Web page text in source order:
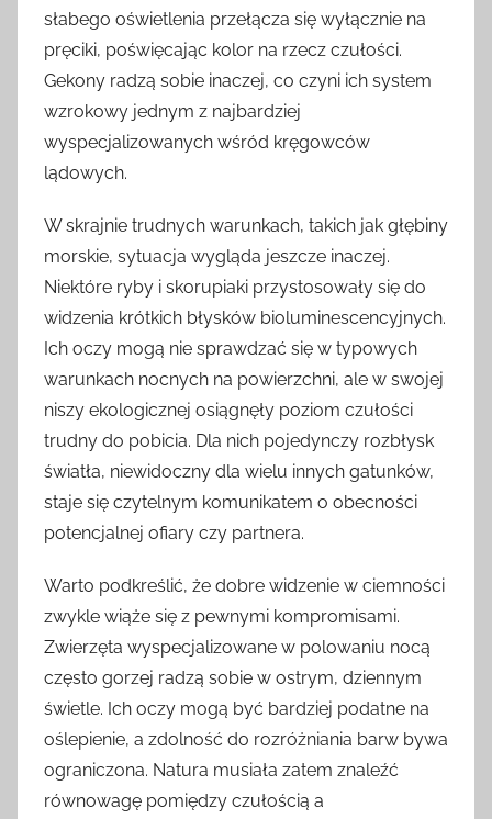
słabego oświetlenia przełącza się wyłącznie na
pręciki, poświęcając kolor na rzecz czułości.
Gekony radzą sobie inaczej, co czyni ich system
wzrokowy jednym z najbardziej
wyspecjalizowanych wśród kręgowców
lądowych.
W skrajnie trudnych warunkach, takich jak głębiny
morskie, sytuacja wygląda jeszcze inaczej.
Niektóre ryby i skorupiaki przystosowały się do
widzenia krótkich błysków bioluminescencyjnych.
Ich oczy mogą nie sprawdzać się w typowych
warunkach nocnych na powierzchni, ale w swojej
niszy ekologicznej osiągnęły poziom czułości
trudny do pobicia. Dla nich pojedynczy rozbłysk
światła, niewidoczny dla wielu innych gatunków,
staje się czytelnym komunikatem o obecności
potencjalnej ofiary czy partnera.
Warto podkreślić, że dobre widzenie w ciemności
zwykle wiąże się z pewnymi kompromisami.
Zwierzęta wyspecjalizowane w polowaniu nocą
często gorzej radzą sobie w ostrym, dziennym
świetle. Ich oczy mogą być bardziej podatne na
oślepienie, a zdolność do rozróżniania barw bywa
ograniczona. Natura musiała zatem znaleźć
równowagę pomiędzy czułością a